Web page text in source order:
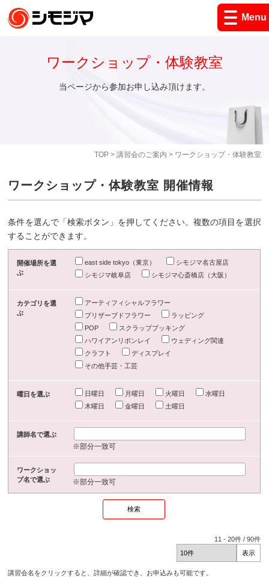
Menu
TOP> 講習会のご案内 > ワークショップ・体験教室
ワークショップ・体験教室
当ページから参加お申し込み頂けます。
ワークショップ・体験教室 開催情報
条件を選んで「検索ボタン」を押してください。複数の項目を選択
することができます。
開催場所を選
ぶ
east side tokyo（東京）
シモジマ名古屋店
シモジマ岐阜店
シモジマ心斎橋店（大阪）
カテゴリを選
ぶ
アーティフィシャルフラワー
プリザーブドフラワー
ラッピング
POP
スクラップブッキング
ハワイアンリボンレイ
ウェディング関連
クラフト
ディスプレイ
その他手芸・工芸
曜日を選ぶ 日曜日 月曜日 火曜日
水曜日
木曜日
金曜日 土曜日
講師名で選ぶ
※部分一致可
ワークショッ
プ名で選ぶ
※部分一致可
11 -20件 /90件
講習会名をクリックすると、詳細が確認でき、お申込みも可能です。